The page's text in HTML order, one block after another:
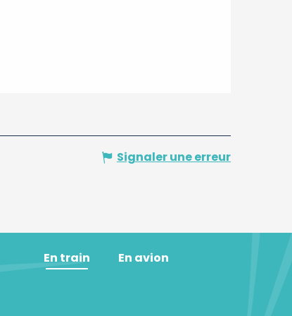
Signaler une erreur
En train En avion